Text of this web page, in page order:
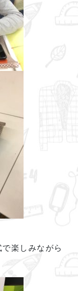
楽しみながら